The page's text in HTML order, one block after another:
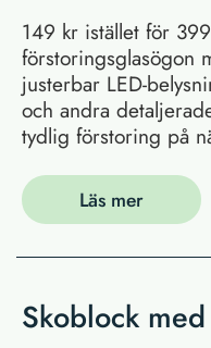
149 kr istället för
förstoringsglasögon
justerbar LED-
och andra
tydlig förstoring på
Läs mer
Skoblock